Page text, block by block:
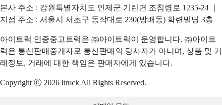
본사 주소 : 강원특별자치도 인제군 기린면 조침령로 1235-24 ｜
지점 주소 : 서울시 서초구 동작대로 230(방배동) 화련빌딩 3층
아이트럭 인증중고트럭은 ㈜아이트럭이 운영합니다. ㈜아이트
럭은 통신판매중개자로 통신판매의 당사자가 아니며, 상품 및 거
래정보, 거래에 대한 책임은 판매자에게 있습니다.
Copyright ⓒ 2026 itruck All Rights Reserved.